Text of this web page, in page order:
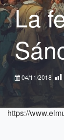
La
04/11/2018
https://